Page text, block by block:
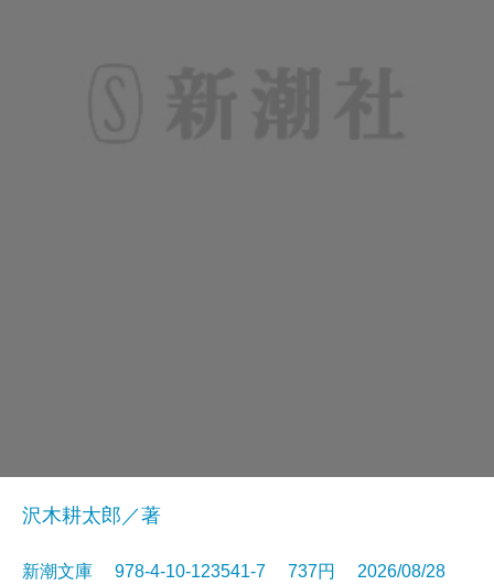
沢木耕太郎／著
新潮文庫 978-4-10-123541-7 737円 2026/08/28